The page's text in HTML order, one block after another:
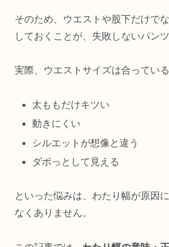
そのため、ウエストや股下だけで
しておくことが、失敗しないパン
実際、ウエストサイズは合っている
太ももだけキツい
動きにくい
シルエットが想像と違う
ダボっとして見える
といった悩みは、わたり幅が原因
なくありません。